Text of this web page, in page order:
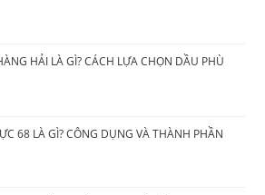
HẢI LÀ GÌ? CÁCH LỰA CHỌN DẦU PHÙ
68 LÀ GÌ? CÔNG DỤNG VÀ THÀNH PHẦN